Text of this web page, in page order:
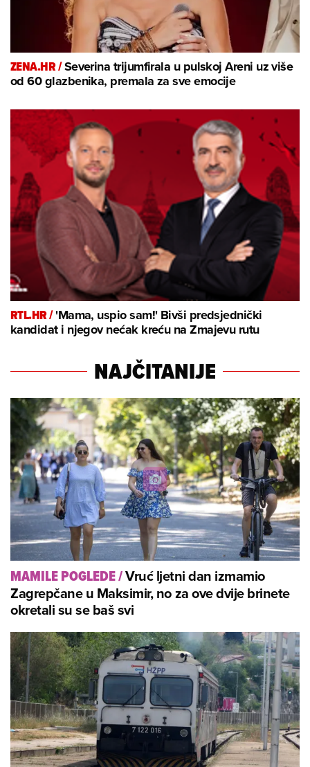
ZENA.HR /Severina trijumfirala u pulskoj Areni uz više
od 60 glazbenika, premala za sve emocije
RTL.HR /'Mama, uspio sam!' Bivši predsjednički
kandidat i njegov nećak kreću na Zmajevu rutu
NAJČITANIJE
MAMILE POGLEDE/Vruć ljetni dan izmamio
Zagrepčane u Maksimir, no za ove dvije brinete
okretali su se baš svi